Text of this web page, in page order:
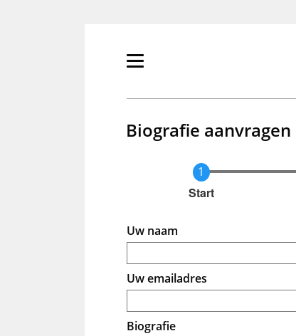
Primair
tonen/verbergen
Biografie aanvragen
Huidige
Start
Uw naam
Uw emailadres
Biografie